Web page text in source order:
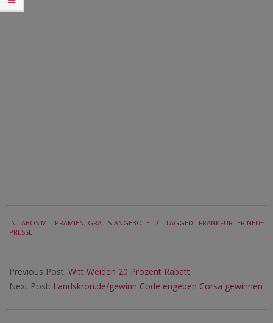
10-
IN: ABOS MIT PRÄMIEN, GRATIS-ANGEBOTE TAGGED: FRANKFURTER NEUE
PRESSE
Previous Post: Witt Weiden 20 Prozent Rabatt
Next Post: Landskron.de/gewinn Code engeben Corsa gewinnen